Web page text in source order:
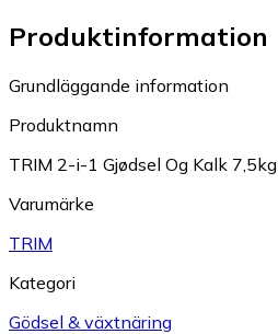
Produktinformation
Grundläggande information
Produktnamn
TRIM 2-i-1 Gjødsel Og Kalk 7,5kg
Varumärke
TRIM
Kategori
Gödsel & växtnäring